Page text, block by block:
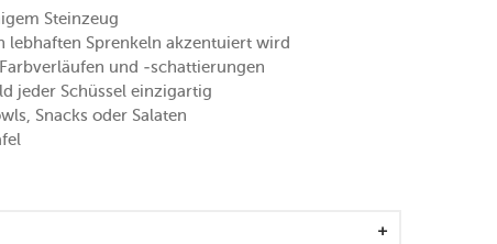
Steinzeug
lebhaften Sprenkeln akzentuiert wird
und -schattierungen
jeder Schüssel einzigartig
Snacks oder Salaten